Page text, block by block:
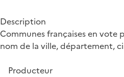
Description
Communes françaises en vote
nom de la ville, département,
Producteur